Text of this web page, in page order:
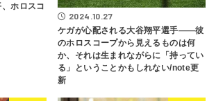
ホロスコ
2024.10.27
ケガが心配される大谷翔平選手――彼
のホロスコープから見えるものは何
か、それは生まれながらに「持ってい
る」ということかもしれない/note更
新